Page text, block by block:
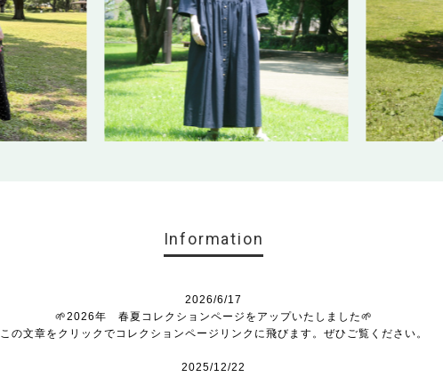
Information
2026/6/17
🌱2026年 春夏コレクションページをアップいたしました🌱
この文章をクリックでコレクションページリンクに飛びます。ぜひご覧ください。
2025/12/22